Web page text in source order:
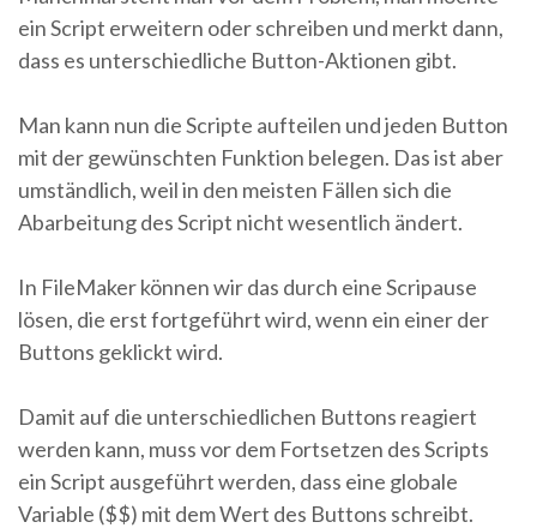
ein Script erweitern oder schreiben und merkt dann,
dass es unterschiedliche Button-Aktionen gibt.
Man kann nun die Scripte aufteilen und jeden Button
mit der gewünschten Funktion belegen. Das ist aber
umständlich, weil in den meisten Fällen sich die
Abarbeitung des Script nicht wesentlich ändert.
In FileMaker können wir das durch eine Scripause
lösen, die erst fortgeführt wird, wenn ein einer der
Buttons geklickt wird.
Damit auf die unterschiedlichen Buttons reagiert
werden kann, muss vor dem Fortsetzen des Scripts
ein Script ausgeführt werden, dass eine globale
Variable ($$) mit dem Wert des Buttons schreibt.